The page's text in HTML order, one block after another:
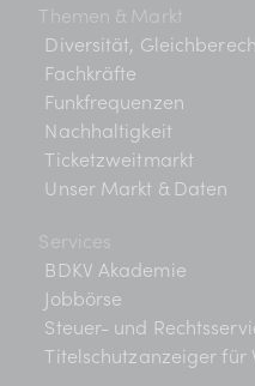
Themen & Markt
Diversität,
Fachkräfte
Funkfrequenzen
Nachhaltigkeit
Ticketzweitmarkt
Unser Markt & Daten
Services
BDKV Akademie
Jobbörse
Steuer- und
Titelschutzanzeiger für